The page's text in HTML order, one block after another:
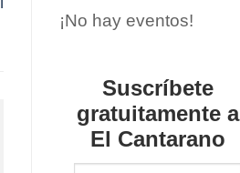
¡No hay eventos!
Suscríbete
gratuitamente a
El Cantarano